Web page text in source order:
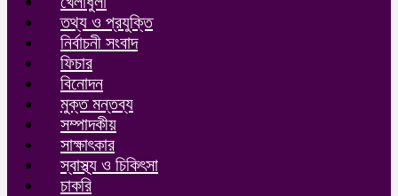
তথ্য ও প্রযুক্তি
নির্বাচনী সংবাদ
ফিচার
বিনোদন
মুক্ত মন্তব্য
সম্পাদকীয়
সাক্ষাৎকার
স্বাস্থ্য ও চিকিৎসা
চাকরি